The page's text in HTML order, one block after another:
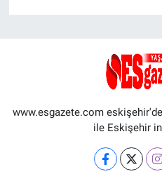
www.esgazete.com
ile Eskişehir